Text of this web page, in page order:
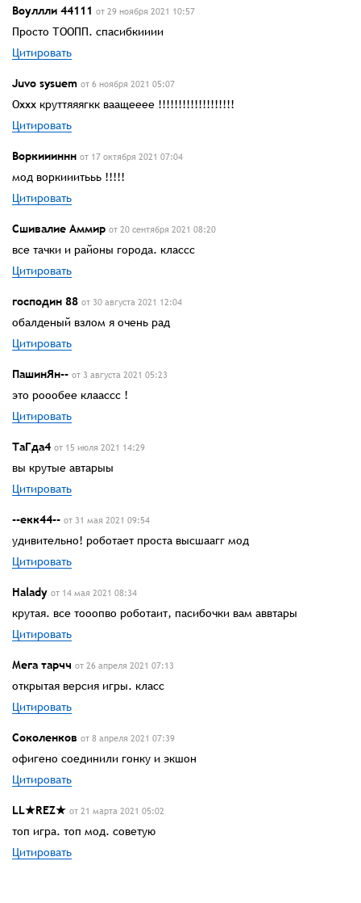
Воуллли 44111 от 29 ноября 2021 10:57
Просто ТООПП. спасибкииии
Цитировать
Juvo sysuem от 6 ноября 2021 05:07
Оххх круттяяягкк ваащееее !!!!!!!!!!!!!!!!!!!
Цитировать
Воркиииннн от 17 октября 2021 07:04
мод воркииитььь !!!!!
Цитировать
Сшивалие Аммир от 20 сентября 2021 08:20
все тачки и районы города. классс
Цитировать
господин 88 от 30 августа 2021 12:04
обалденый взлом я очень рад
Цитировать
ПашинЯн-- от 3 августа 2021 05:23
это роообее клаассс !
Цитировать
ТаГда4 от 15 июля 2021 14:29
вы крутые автарыы
Цитировать
--екк44-- от 31 мая 2021 09:54
удивительно! роботает проста высшаагг мод
Цитировать
Haladу от 14 мая 2021 08:34
крутая. все тооопво роботаит, пасибочки вам аввтары
Цитировать
Мега тарчч от 26 апреля 2021 07:13
открытая версия игры. класс
Цитировать
Соколенков от 8 апреля 2021 07:39
офигено соединили гонку и экшон
Цитировать
LL★REZ★ от 21 марта 2021 05:02
топ игра. топ мод. советую
Цитировать